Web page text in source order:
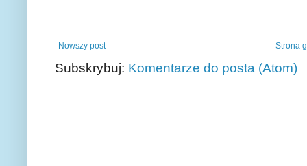
Nowszy post Strona
Subskrybuj: Komentarze do posta (Atom)